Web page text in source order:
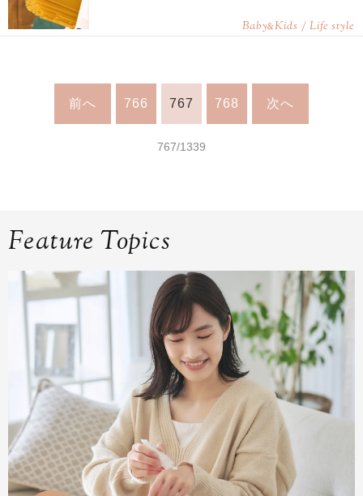
Baby&Kids / Life style
前へ 766 767 768 次へ
767/1339
Feature Topics